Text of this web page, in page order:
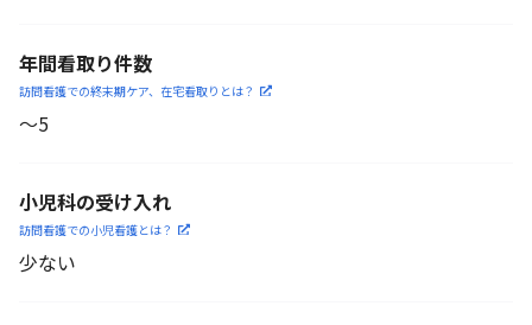
年間看取り件数
訪問看護での終末期ケア、 在宅看取りとは？
〜5
小児科の受け入れ
訪問看護での小児看護とは？
少ない